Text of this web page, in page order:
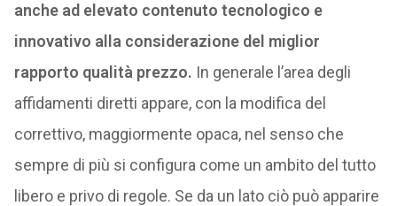
anche ad elevato contenuto tecnologico e
innovativo alla considerazione del miglior
rapporto qualità prezzo. In generale l’area degli
affidamenti diretti appare, con la modifica del
correttivo, maggiormente opaca, nel senso che
sempre di più si configura come un ambito del tutto
libero e privo di regole. Se da un lato ciò può apparire